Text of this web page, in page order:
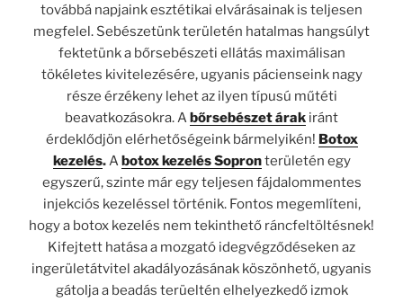
továbbá napjaink esztétikai elvárásainak is teljesen
megfelel. Sebészetünk területén hatalmas hangsúlyt
fektetünk a bőrsebészeti ellátás maximálisan
tökéletes kivitelezésére, ugyanis pácienseink nagy
része érzékeny lehet az ilyen típusú műtéti
beavatkozásokra. Abőrsebészet árak iránt
érdeklődjön elérhetőségeink bármelyikén! Botox
kezelés.Abotox kezelés Sopronterületén egy
egyszerű, szinte már egy teljesen fájdalommentes
injekciós kezeléssel történik. Fontos megemlíteni,
hogy a botox kezelés nem tekinthető ráncfeltöltésnek!
Kifejtett hatása a mozgató idegvégződéseken az
ingerületátvitel akadályozásának köszönhető, ugyanis
gátolja a beadás terüeltén elhelyezkedő izmok